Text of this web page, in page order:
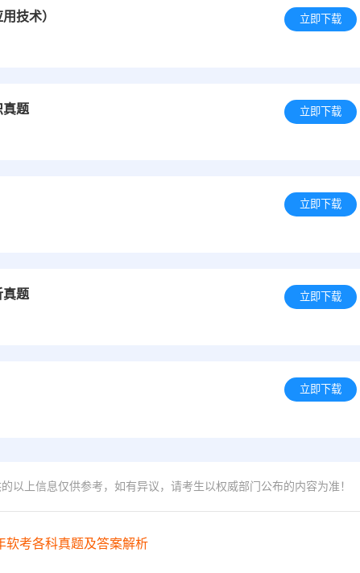
技术） 立即下载
真题 立即下载
立即下载
真题 立即下载
立即下载
以上信息仅供参考，如有异议，请考生以权威部门公布的内容为准！
软考各科真题及答案解析